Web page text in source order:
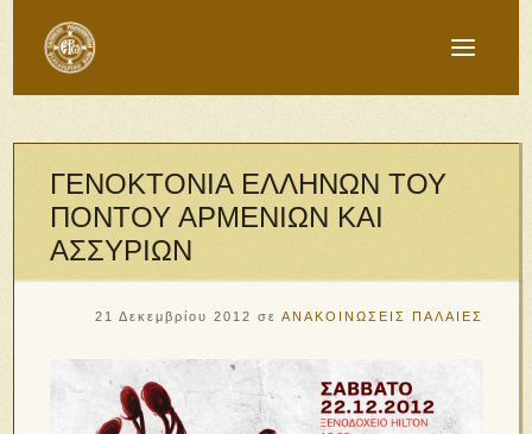
ΓΕΝΟΚΤΟΝΙΑ ΕΛΛΗΝΩΝ ΤΟΥ
ΠΟΝΤΟΥ ΑΡΜΕΝΙΩΝ ΚΑΙ
ΑΣΣΥΡΙΩΝ
21 Δεκεμβρίου 2012 σε ΑΝΑΚΟΙΝΩΣΕΙΣ ΠΑΛΑΙΕΣ